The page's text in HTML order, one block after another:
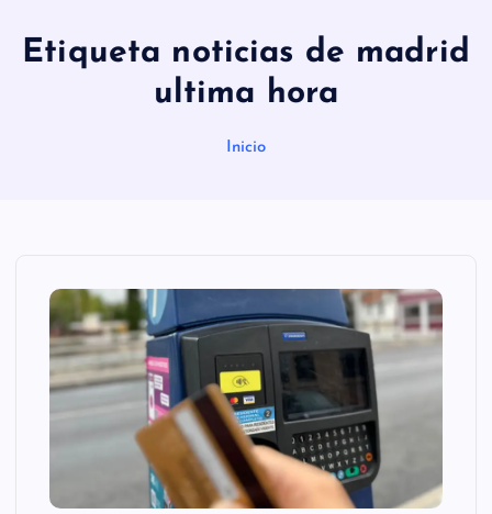
Etiqueta noticias de madrid
ultima hora
Inicio